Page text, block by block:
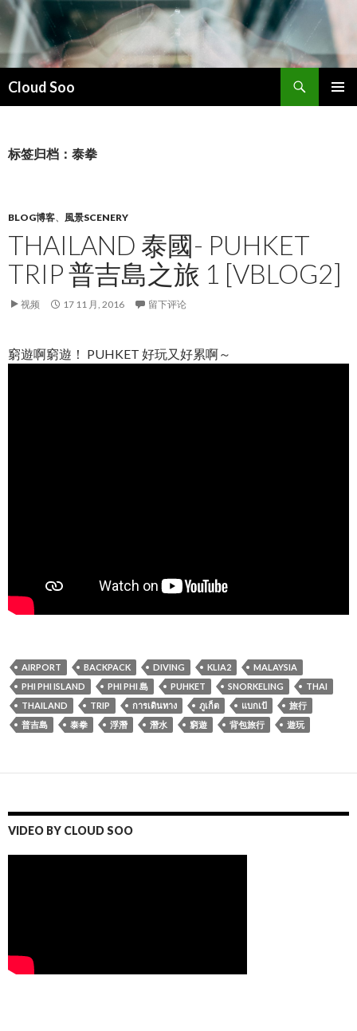
Cloud Soo
索
文
标签归档：泰拳
BLOG博客、 風景SCENERY
THAILAND 泰國- PUHKET
TRIP 普吉島之旅 1 [VBLOG2]
视频 17 11 月, 2016 留下评论
窮遊啊窮遊！ PUHKET 好玩又好累啊～
AIRPORT BACKPACK DIVING KLIA2
MALAYSIA
PHI PHI ISLAND
PHI PHI 島 PUHKET SNORKELING
THAI
THAILAND
TRIP การเดินทาง ภูเก็ต แบกเป้
旅行
普吉島
泰拳 浮潛 潛水 窮遊 背包旅行 遊玩
VIDEO BY CLOUD SOO